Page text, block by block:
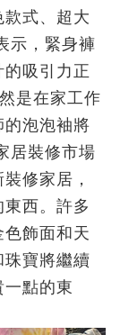
式、超大
示，緊身褲
吸引力正
是在家工作
的泡泡袖將
居裝修市場
修家居，
西。許多
飾面和天
寶將繼續
點的東